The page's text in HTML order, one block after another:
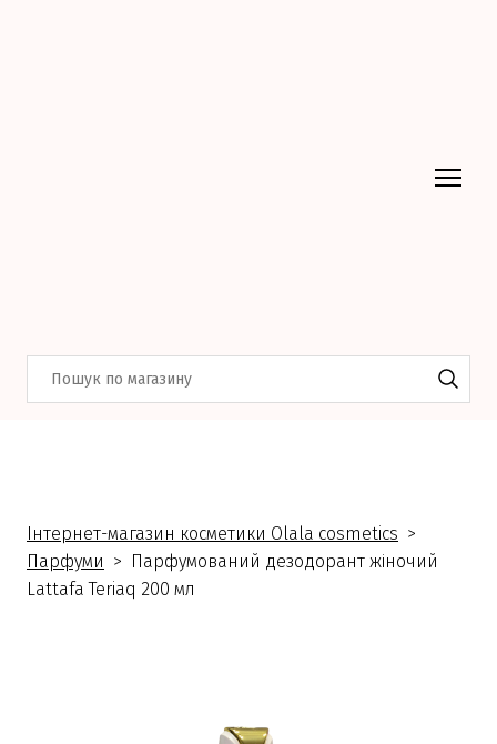
Інтернет-магазин косметики Olala cosmetics
Парфуми
Парфумований дезодорант жіночий
Lattafa Teriaq 200 мл